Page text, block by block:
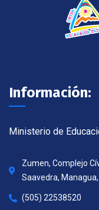
Información:
Ministerio de
Zumen, Complejo
Saavedra, Managua,
(505) 22538520